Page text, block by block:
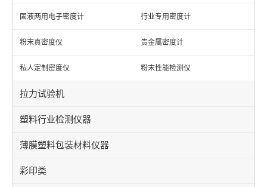
固液两用电子密度计 行业专用密度计
粉末真密度仪 贵金属密度计
私人定制密度仪 粉末性能检测仪
拉力试验机
塑料行业检测仪器
薄膜塑料包装材料仪器
彩印类